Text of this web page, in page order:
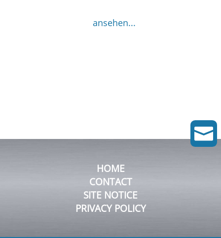
ansehen...
HOME
CONTACT
SITE NOTICE
PRIVACY POLICY
